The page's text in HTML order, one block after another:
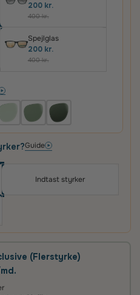
200 kr.
400 kr.
Spejlglas
200 kr.
400 kr.
Guide
Indtast styrker
(Flerstyrke)
brilleglas og stel. Det
i høj kvalitet – til
er tilfreds med dit køb.
tilfredshedsgarantiog